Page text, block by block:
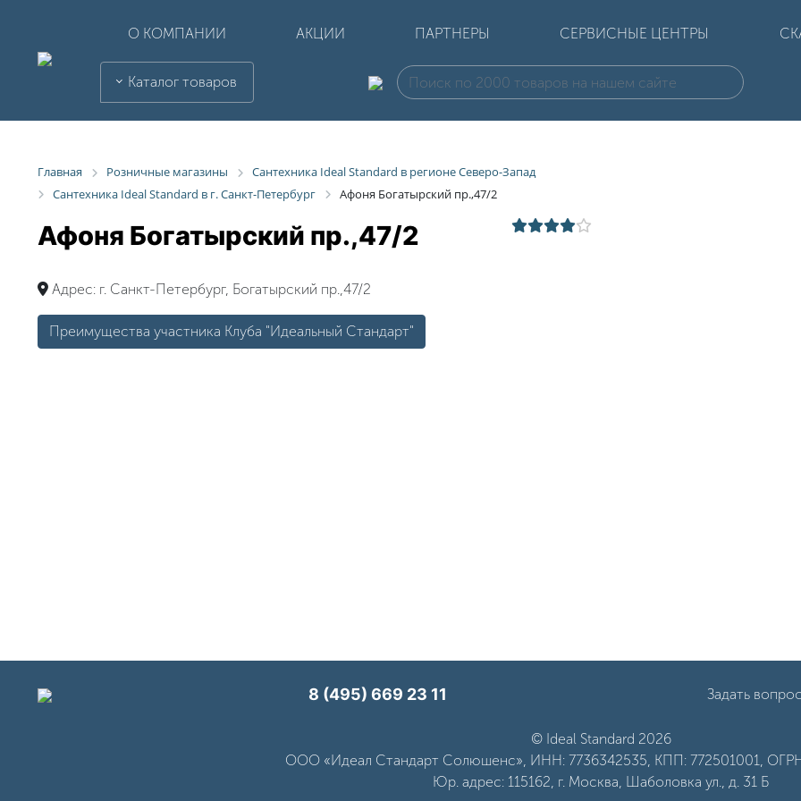
О КОМПАНИИ АКЦИИ ПАРТНЕРЫ СЕРВИСНЫЕ ЦЕНТРЫ
Каталог товаров
Главная Розничные магазины
Сантехника Ideal Standard в регионе Северо-Запад
Сантехника Ideal Standard в г. Санкт-Петербург
Афоня Богатырский пр.,47/2
Афоня Богатырский пр.,47/2
Адрес: г. Санкт-Петербург, Богатырский пр.,47/2
Преимущества участника Клуба "Идеальный Стандарт"
8 (495) 669 23 11 Задать вопрос
© Ideal Standard 2026
ООО «Идеал Стандарт Солюшенс», ИНН: 7736342535, КПП: 772501001,
Юр. адрес: 115162, г. Москва, Шаболовка ул., д. 31 Б